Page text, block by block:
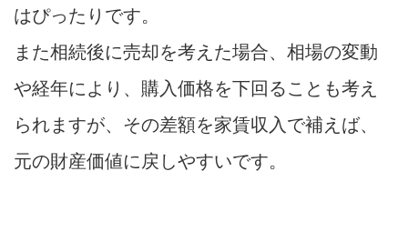
はぴったりです。
また相続後に売却を考えた場合、相場の変動
や経年により、購入価格を下回ることも考え
られますが、その差額を家賃収入で補えば、
元の財産価値に戻しやすいです。